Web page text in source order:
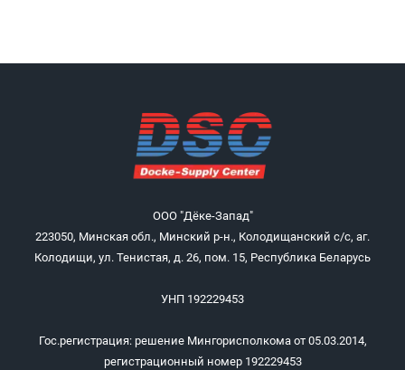
ООО "Дёке-Запад"
223050, Минская обл., Минский р-н., Колодищанский с/с, аг.
Колодищи, ул. Тенистая, д. 26, пом. 15, Республика Беларусь
УНП 192229453
Гос.регистрация: решение Мингорисполкома от 05.03.2014,
регистрационный номер 192229453